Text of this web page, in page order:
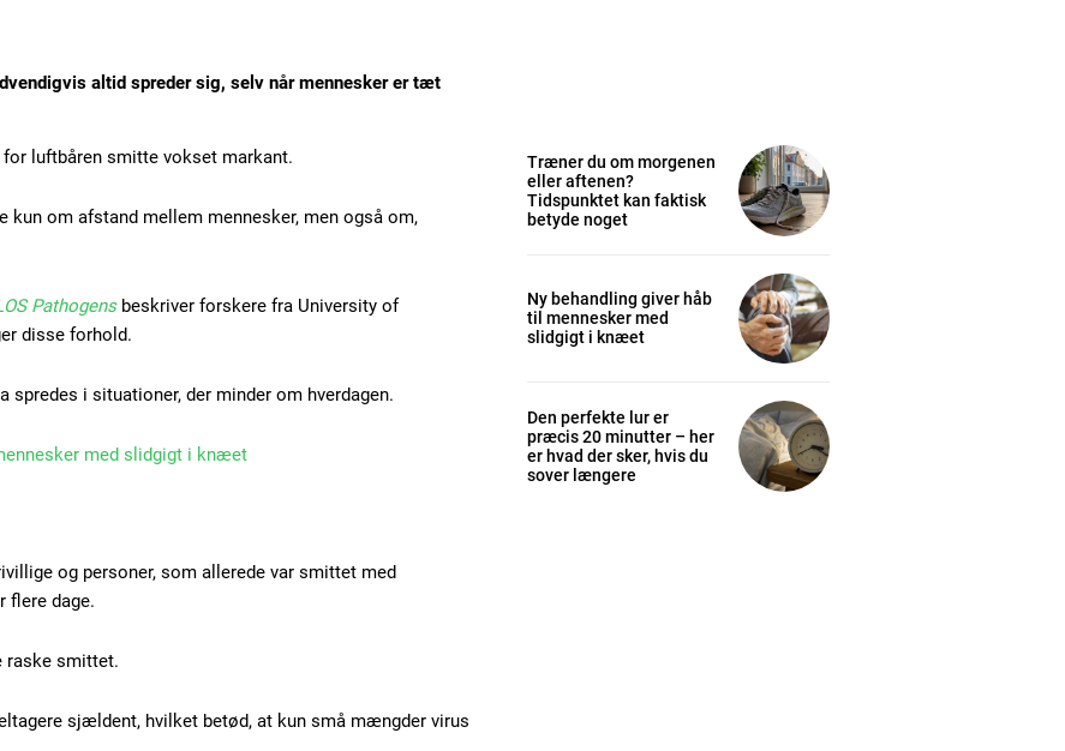
Subscription Plans
altid spreder sig, selv når mennesker er tæt
luftbåren smitte vokset markant.
om afstand mellem mennesker, men også om,
Pathogensbeskriver forskere fra University of
disse forhold.
spredes i situationer, der minder om hverdagen.
med slidgigt i knæet
og personer, som allerede var smittet med
flere dage.
raske smittet.
sjældent, hvilket betød, at kun små mængder virus
Træner du om morgenen
eller aftenen?
Tidspunktet kan faktisk
betyde noget
Ny behandling giver håb
til mennesker med
slidgigt i knæet
Den perfekte lur er
præcis 20 minutter – her
er hvad der sker, hvis du
sover længere